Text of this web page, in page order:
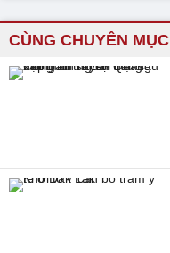
CÙNG CHUYÊN MỤC